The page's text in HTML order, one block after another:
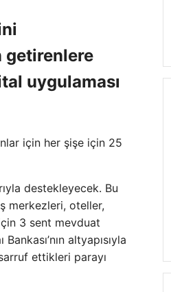
getirenlere
uygulaması
için her şişe için 25
destekleyecek. Bu
merkezleri, oteller,
3 sent mevduat
altyapısıyla
ettikleri parayı